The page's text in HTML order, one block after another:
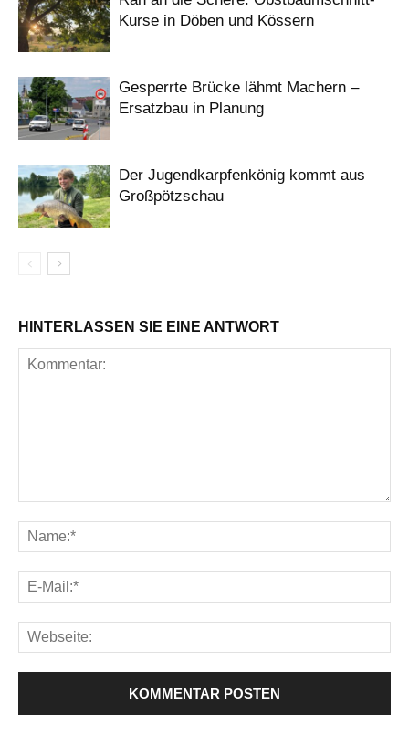
Kurse in Döben und Kössern
Gesperrte Brücke lähmt Machern –
Ersatzbau in Planung
Der Jugendkarpfenkönig kommt aus
Großpötzschau
HINTERLASSEN SIE EINE ANTWORT